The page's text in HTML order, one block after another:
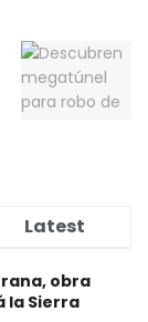
Latest
obra
la Sierra